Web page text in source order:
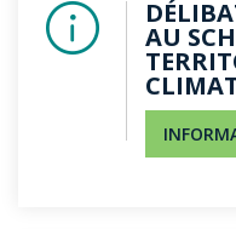
AU